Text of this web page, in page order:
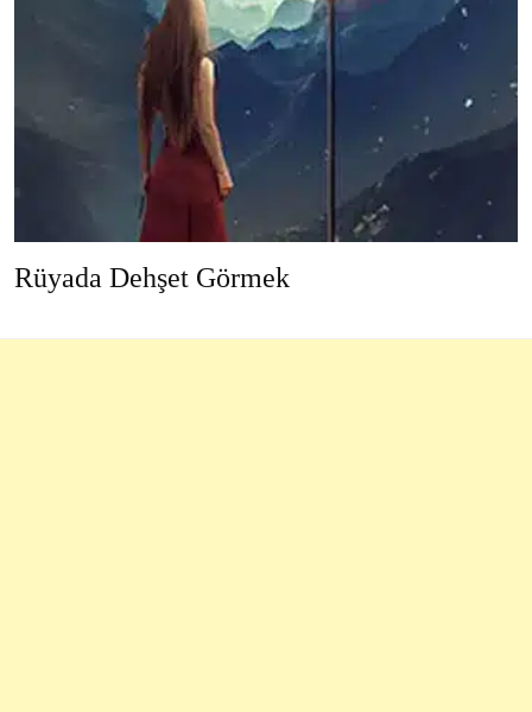
Rüyada Dehşet Görmek